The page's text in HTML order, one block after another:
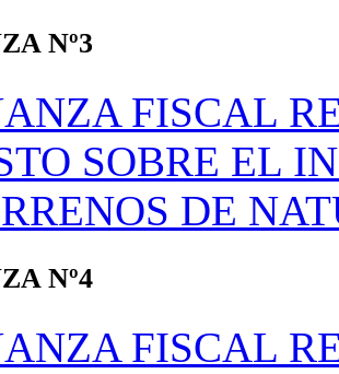
Nº3
FISCAL
SOBRE EL
DE
Nº4
FISCAL